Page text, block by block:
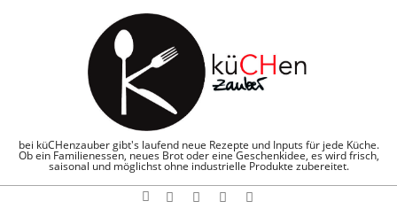
bei küCHenzauber gibt's laufend neue Rezepte und Inputs für jede Küche.
Ob ein Familienessen, neues Brot oder eine Geschenkidee, es wird frisch,
saisonal und möglichst ohne industrielle Produkte zubereitet.
Search